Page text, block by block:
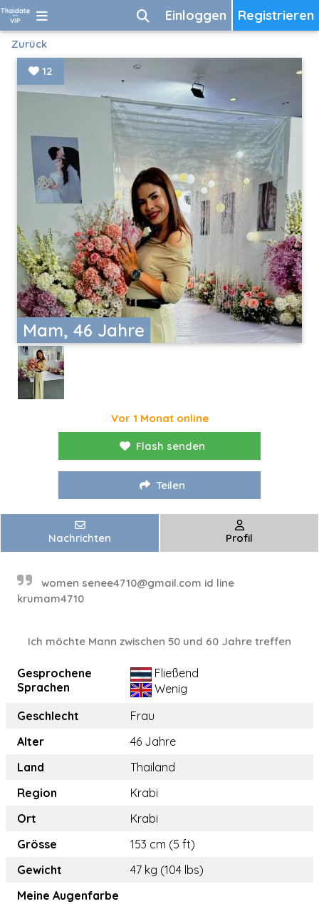
Registrieren
Einloggen
Zurück
Mam, 46 Jahre
12
Vor 1 Monat online
Flash senden
Teilen
Nachrichten Profil
women senee4710@gmail.com id line
krumam4710
Ich möchte Mann zwischen 50 und 60 Jahre treffen
Gesprochene
Sprachen
Fließend
Wenig
Geschlecht
Frau
Alter
46 Jahre
Land
Thailand
Region
Krabi
Ort
Krabi
Grösse
153 cm (5 ft)
Gewicht
47 kg (104 lbs)
Meine Augenfarbe